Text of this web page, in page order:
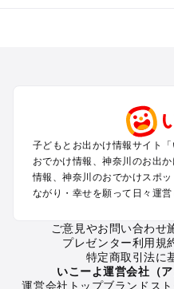
小田原・熱海・湯河原・真鶴
町田・相模原・愛川・上野原
新横浜・港北エリア・日吉・
川崎のプールお出かけ
海老名・厚木のプールお出か
箱根（湯本・強羅・小涌谷・
秦野・南足柄・丹沢のプール
戸塚・港南・旭・瀬谷・泉（
子どもとお出かけ情報サイト
おでかけ情報、神奈川のお出
情報、神奈川のおでかけスポ
ながり・幸せを願って日々運営
ご意見やお問い合わせ
プレゼンター利用規
特定商取引法に
いこーよ運営会社（
運営会社トップブランドス